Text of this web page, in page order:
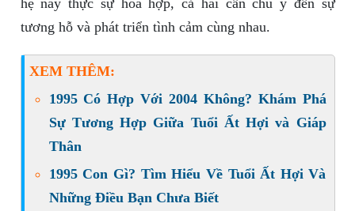
hệ này thực sự hòa hợp, cả hai cần chú ý đến sự
tương hỗ và phát triển tình cảm cùng nhau.
XEM THÊM:
1995 Có Hợp Với 2004 Không? Khám Phá
Sự Tương Hợp Giữa Tuổi Ất Hợi và Giáp
Thân
1995 Con Gì? Tìm Hiểu Về Tuổi Ất Hợi Và
Những Điều Bạn Chưa Biết